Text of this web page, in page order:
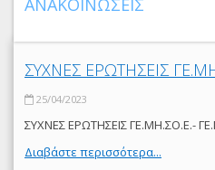
ΑΝΑΚΟΙΝΩΣΕΙΣ
ΣΥΧΝΕΣ ΕΡΩΤΗΣΕΙΣ
25/04/2023
ΣΥΧΝΕΣ ΕΡΩΤΗΣΕΙΣ ΓΕ.ΜΗ.ΣΟ.Ε.-
Διαβάστε περισσότερα...